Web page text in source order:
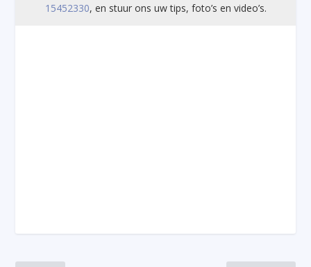
15452330, en stuur ons uw tips, foto’s en video’s.